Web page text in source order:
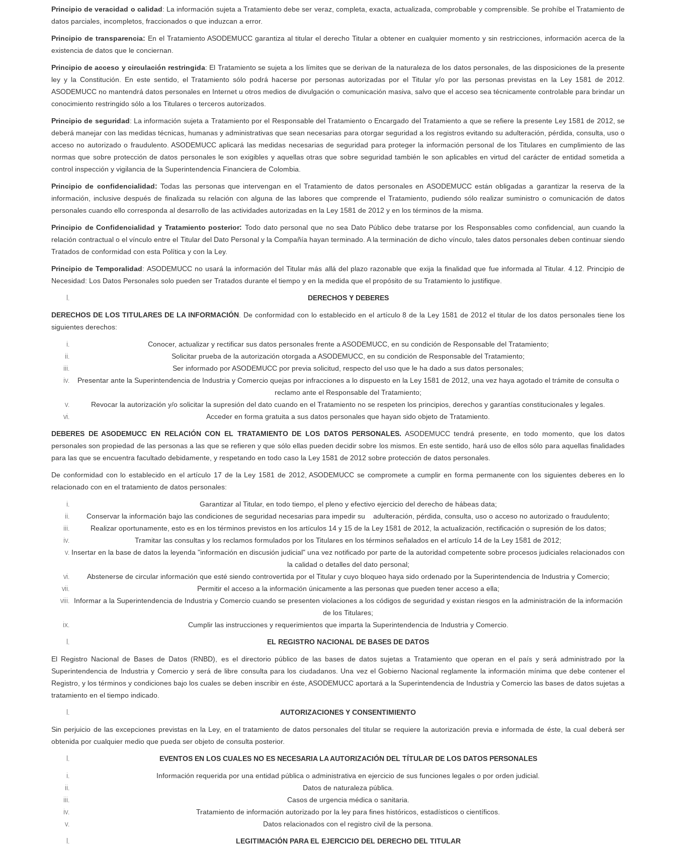
Principio de veracidad o calidad: La información sujeta a Tratamiento debe ser veraz, completa, exacta, actualizada, comprobable y comprensible. Se prohíbe el Tratamiento de
datos parciales, incompletos, fraccionados o que induzcan a error.
Principio de transparencia: En el Tratamiento ASODEMUCC garantiza al titular el derecho Titular a obtener en cualquier momento y sin restricciones, información acerca de la
existencia de datos que le conciernan.
Principio de acceso y circulación restringida: El Tratamiento se sujeta a los límites que se derivan de la naturaleza de los datos personales, de las disposiciones de la presente
ley y la Constitución. En este sentido, el Tratamiento sólo podrá hacerse por personas autorizadas por el Titular y/o por las personas previstas en la Ley 1581 de 2012.
ASODEMUCC no mantendrá datos personales en Internet u otros medios de divulgación o comunicación masiva, salvo que el acceso sea técnicamente controlable para brindar un
conocimiento restringido sólo a los Titulares o terceros autorizados.
Principio de seguridad: La información sujeta a Tratamiento por el Responsable del Tratamiento o Encargado del Tratamiento a que se refiere la presente Ley 1581 de 2012, se
deberá manejar con las medidas técnicas, humanas y administrativas que sean necesarias para otorgar seguridad a los registros evitando su adulteración, pérdida, consulta, uso o
acceso no autorizado o fraudulento. ASODEMUCC aplicará las medidas necesarias de seguridad para proteger la información personal de los Titulares en cumplimiento de las
normas que sobre protección de datos personales le son exigibles y aquellas otras que sobre seguridad también le son aplicables en virtud del carácter de entidad sometida a
control inspección y vigilancia de la Superintendencia Financiera de Colombia.
Principio de confidencialidad: Todas las personas que intervengan en el Tratamiento de datos personales en ASODEMUCC están obligadas a garantizar la reserva de la
información, inclusive después de finalizada su relación con alguna de las labores que comprende el Tratamiento, pudiendo sólo realizar suministro o comunicación de datos
personales cuando ello corresponda al desarrollo de las actividades autorizadas en la Ley 1581 de 2012 y en los términos de la misma.
Principio de Confidencialidad y Tratamiento posterior: Todo dato personal que no sea Dato Público debe tratarse por los Responsables como confidencial, aun cuando la
relación contractual o el vínculo entre el Titular del Dato Personal y la Compañía hayan terminado. A la terminación de dicho vínculo, tales datos personales deben continuar siendo
Tratados de conformidad con esta Política y con la Ley.
Principio de Temporalidad: ASODEMUCC no usará la información del Titular más allá del plazo razonable que exija la finalidad que fue informada al Titular. 4.12. Principio de
Necesidad: Los Datos Personales solo pueden ser Tratados durante el tiempo y en la medida que el propósito de su Tratamiento lo justifique.
DERECHOS Y DEBERES
DERECHOS DE LOS TITULARES DE LA INFORMACIÓN. De conformidad con lo establecido en el artículo 8 de la Ley 1581 de 2012 el titular de los datos personales tiene los
siguientes derechos:
Conocer, actualizar y rectificar sus datos personales frente a ASODEMUCC, en su condición de Responsable del Tratamiento;
Solicitar prueba de la autorización otorgada a ASODEMUCC, en su condición de Responsable del Tratamiento;
Ser informado por ASODEMUCC por previa solicitud, respecto del uso que le ha dado a sus datos personales;
Presentar ante la Superintendencia de Industria y Comercio quejas por infracciones a lo dispuesto en la Ley 1581 de 2012, una vez haya agotado el trámite de consulta o
reclamo ante el Responsable del Tratamiento;
Revocar la autorización y/o solicitar la supresión del dato cuando en el Tratamiento no se respeten los principios, derechos y garantías constitucionales y legales.
Acceder en forma gratuita a sus datos personales que hayan sido objeto de Tratamiento.
DEBERES DE ASODEMUCC EN RELACIÓN CON EL TRATAMIENTO DE LOS DATOS PERSONALES. ASODEMUCC tendrá presente, en todo momento, que los datos
personales son propiedad de las personas a las que se refieren y que sólo ellas pueden decidir sobre los mismos. En este sentido, hará uso de ellos sólo para aquellas finalidades
para las que se encuentra facultado debidamente, y respetando en todo caso la Ley 1581 de 2012 sobre protección de datos personales.
De conformidad con lo establecido en el artículo 17 de la Ley 1581 de 2012, ASODEMUCC se compromete a cumplir en forma permanente con los siguientes deberes en lo
relacionado con en el tratamiento de datos personales:
Garantizar al Titular, en todo tiempo, el pleno y efectivo ejercicio del derecho de hábeas data;
Conservar la información bajo las condiciones de seguridad necesarias para impedir su adulteración, pérdida, consulta, uso o acceso no autorizado o fraudulento;
Realizar oportunamente, esto es en los términos previstos en los artículos 14 y 15 de la Ley 1581 de 2012, la actualización, rectificación o supresión de los datos;
Tramitar las consultas y los reclamos formulados por los Titulares en los términos señalados en el artículo 14 de la Ley 1581 de 2012;
Insertar en la base de datos la leyenda "información en discusión judicial" una vez notificado por parte de la autoridad competente sobre procesos judiciales relacionados con
la calidad o detalles del dato personal;
Abstenerse de circular información que esté siendo controvertida por el Titular y cuyo bloqueo haya sido ordenado por la Superintendencia de Industria y Comercio;
Permitir el acceso a la información únicamente a las personas que pueden tener acceso a ella;
Informar a la Superintendencia de Industria y Comercio cuando se presenten violaciones a los códigos de seguridad y existan riesgos en la administración de la información
de los Titulares;
Cumplir las instrucciones y requerimientos que imparta la Superintendencia de Industria y Comercio.
EL REGISTRO NACIONAL DE BASES DE DATOS
El Registro Nacional de Bases de Datos (RNBD), es el directorio público de las bases de datos sujetas a Tratamiento que operan en el país y será administrado por la
Superintendencia de Industria y Comercio y será de libre consulta para los ciudadanos. Una vez el Gobierno Nacional reglamente la información mínima que debe contener el
Registro, y los términos y condiciones bajo los cuales se deben inscribir en éste, ASODEMUCC aportará a la Superintendencia de Industria y Comercio las bases de datos sujetas a
tratamiento en el tiempo indicado.
AUTORIZACIONES Y CONSENTIMIENTO
Sin perjuicio de las excepciones previstas en la Ley, en el tratamiento de datos personales del titular se requiere la autorización previa e informada de éste, la cual deberá ser
obtenida por cualquier medio que pueda ser objeto de consulta posterior.
EVENTOS EN LOS CUALES NO ES NECESARIA LA AUTORIZACIÓN DEL TÍTULAR DE LOS DATOS PERSONALES
Información requerida por una entidad pública o administrativa en ejercicio de sus funciones legales o por orden judicial.
Datos de naturaleza pública.
Casos de urgencia médica o sanitaria.
Tratamiento de información autorizado por la ley para fines históricos, estadísticos o científicos.
Datos relacionados con el registro civil de la persona.
LEGITIMACIÓN PARA EL EJERCICIO DEL DERECHO DEL TITULAR